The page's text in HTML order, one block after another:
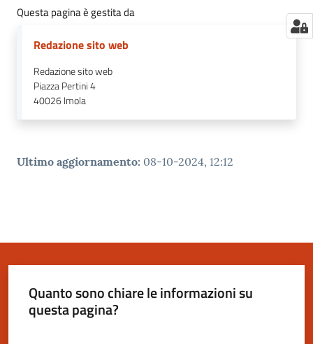
Questa pagina è gestita da
Redazione sito web
Redazione sito web
Piazza Pertini 4
40026Imola
Ultimo aggiornamento: 08-10-2024, 12:12
Quanto sono chiare le informazioni su
questa pagina?